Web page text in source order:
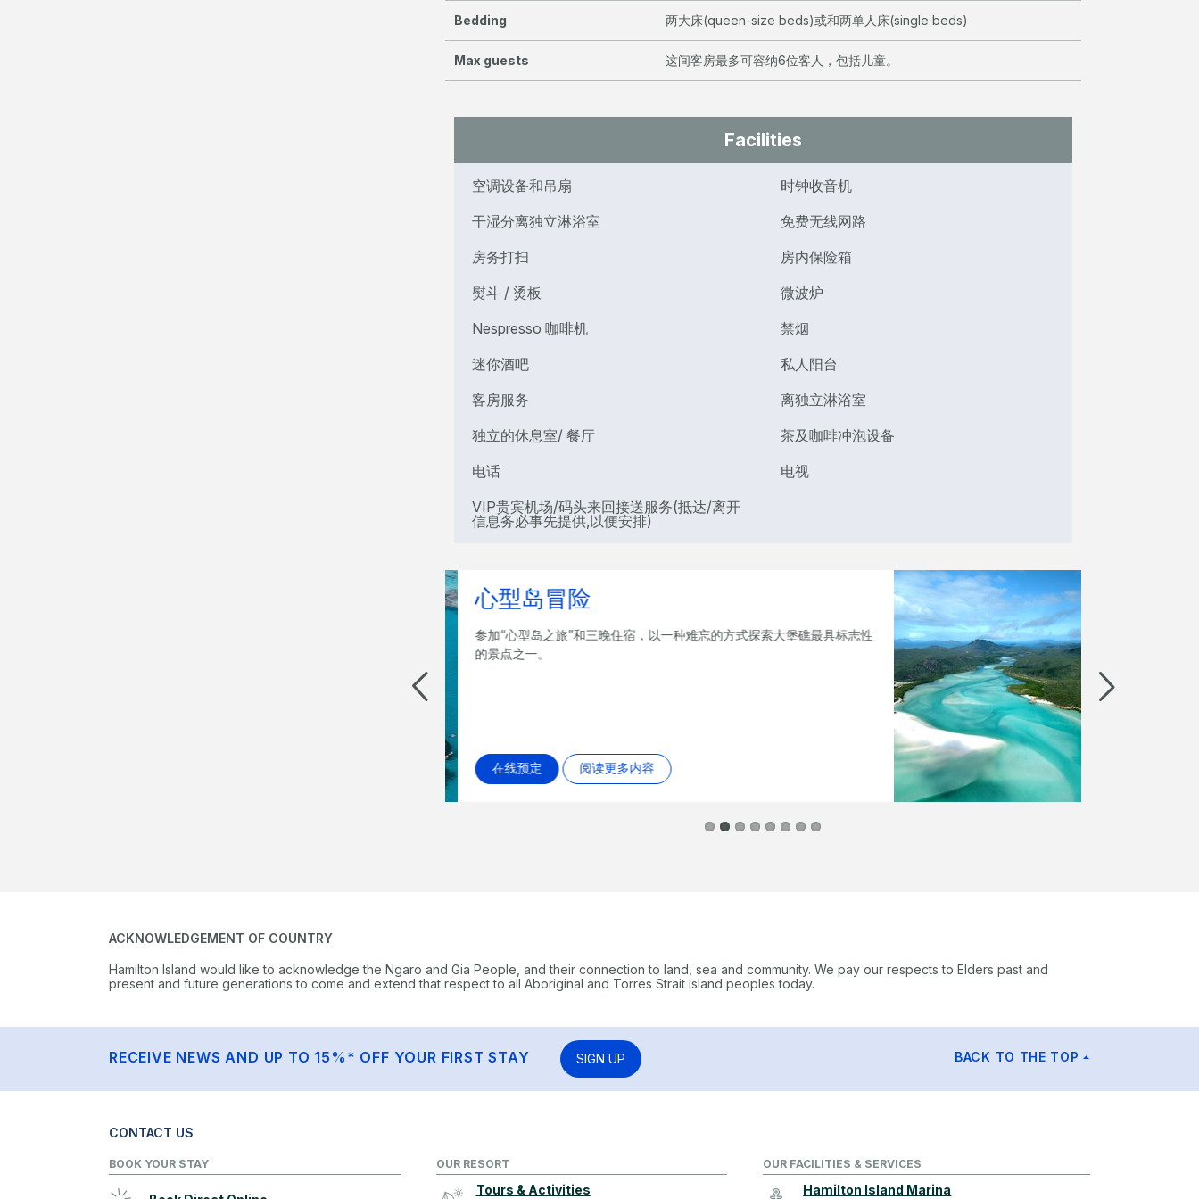
Bedding 两大床(queen-size beds)或和两单人床(single beds)
Max guests 这间客房最多可容纳6位客人，包括儿童。
Facilities
空调设备和吊扇
时钟收音机
干湿分离独立淋浴室
免费无线网路
房务打扫
房内保险箱
熨斗 / 烫板
微波炉
Nespresso 咖啡机
禁烟
迷你酒吧
私人阳台
客房服务
离独立淋浴室
独立的休息室/ 餐厅
茶及咖啡冲泡设备
电话
电视
VIP贵宾机场/码头来回接送服务(抵达/离开
信息务必事先提供,以便安排)
圣灵群岛二合一套餐专案
入住三晚，探索大堡礁一日游，世界有名的白天堂海滩半日游，以及一周
内无限次进出汉密尔顿岛野生动物园，还有每日早餐等享受。
ACKNOWLEDGEMENT OF COUNTRY
Hamilton Island would like to acknowledge the Ngaro and Gia People, and their connection to land, sea and community. We pay our respects to Elders past and
present and future generations to come and extend that respect to all Aboriginal and Torres Strait Island peoples today.
RECEIVE NEWS AND UP TO 15%* OFF YOUR FIRST STAY SIGN UP BACK TO THE TOP
CONTACT US
BOOK YOUR STAY OUR RESORT
Tours & Activities
OUR FACILITIES & SERVICES
Hamilton Island Marina